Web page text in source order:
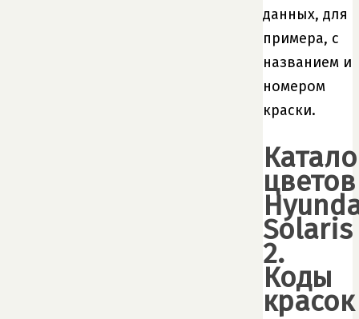
данных, для
примера, с
названием и
номером
краски.
цветов
Solaris
2.
Коды
красок